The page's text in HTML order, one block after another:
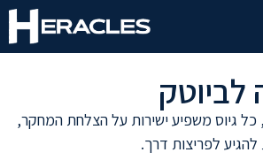
לביוטק
כל גיוס משפיע ישירות על הצלחת המחקר,
להגיע לפריצות דרך.